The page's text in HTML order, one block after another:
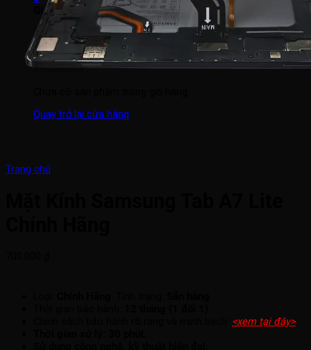
Giỏ hàng
Quay trở lại cửa hàng
Trang chủ
<xem tại đây>.